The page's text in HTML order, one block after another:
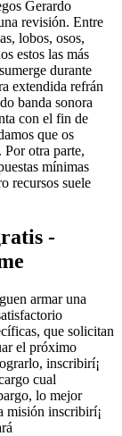
Gerardo
revisión. Entre
lobos, osos,
estos las más
durante
extendida refrán
banda sonora
con el fin de
que os
otra parte,
mínimas
recursos suele
-
armar una
que solicitan
el próximo
inscribirí¡
cual
lo mejor
misión inscribirí¡